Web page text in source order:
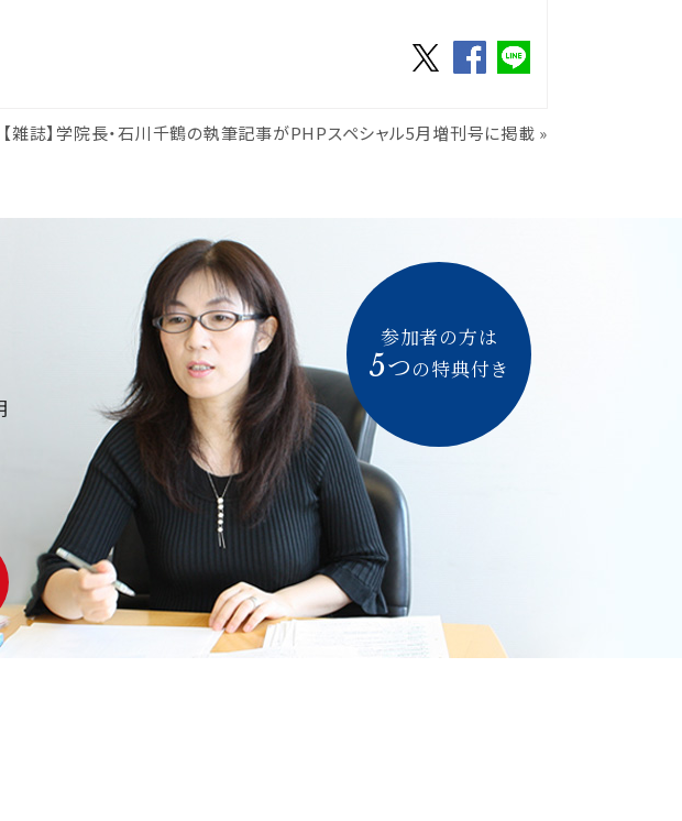
【雑誌】学院長・石川千鶴の執筆記事がPHPスペシャル5月増刊号に掲載 »
参加者の方は
5つの特典付き